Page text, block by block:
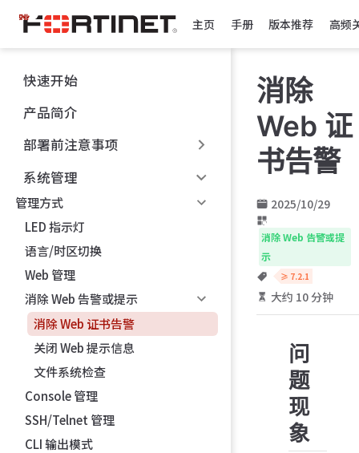
跳
至
主
內
容
主页 手册 版本推荐 高频
快速开始
产品简介
部署前注意事项
系统管理
管理方式
LED 指示灯
语言/时区切换
Web 管理
消除 Web 告警或提示
消除 Web 证书告警
关闭 Web 提示信息
文件系统检查
Console 管理
SSH/Telnet 管理
CLI 输出模式
消除
Web 证
书告警
2025/10/29
消除 Web 告警或提
示
≥ 7.2.1
大约 10 分钟
问
题
现
象